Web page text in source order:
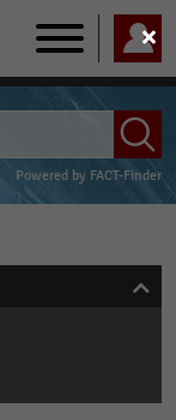
Main
navigation
Powered by FACT-Finder